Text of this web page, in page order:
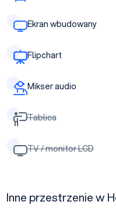
Ekran wbudowany
Flipchart
Mikser audio
Tablica
TV / monitor LCD
Inne przestrzenie w